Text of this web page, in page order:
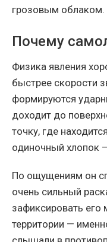
грозовым облаком.
Почему
Физика явления
быстрее скорости
формируются
доходит до
точку, где
одиночный хлопок
По ощущениям он
очень сильный
зафиксировать его
территории —